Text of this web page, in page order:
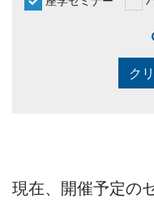
ク
現在、開催予定の